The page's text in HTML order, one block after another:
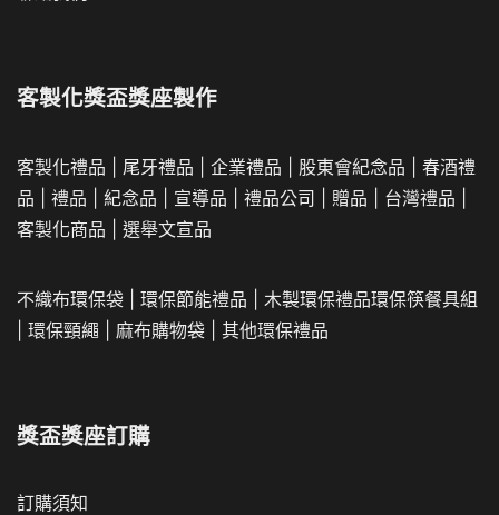
客製化獎盃獎座製作
客製化禮品 尾牙禮品 企業禮品 股東會紀念品
春酒禮
品
禮品 紀念品 宣導品 禮品公司 贈品 台灣禮品
客製化商品
選舉文宣品
不織布環保袋 環保節能禮品 木製環保禮品環保筷餐具組
環保頸繩 麻布購物袋 其他環保禮品
獎盃獎座訂購
訂購須知